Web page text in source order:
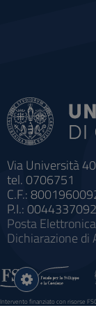
Via Università
tel. 0706751
C.F.:
P.I.:
Posta
Dichiarazione di
Intervento finanziato con risorse
Sistema informatico gestionale
Impostazioni
cookie